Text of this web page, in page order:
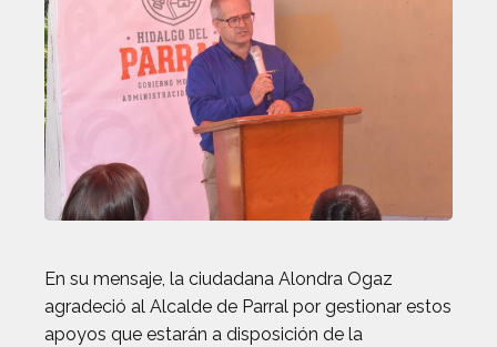
En su mensaje, la ciudadana Alondra Ogaz
agradeció al Alcalde de Parral por gestionar estos
apoyos que estarán a disposición de la